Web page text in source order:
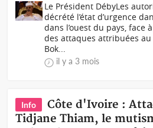
Le Président DébyLes
décrété l’état d’urgence
dans l’ouest du pays, face
des attaques attribuées
Bok...
il y a 3 mois
Info
Côte d'Ivoire :
Tidjane Thiam, le